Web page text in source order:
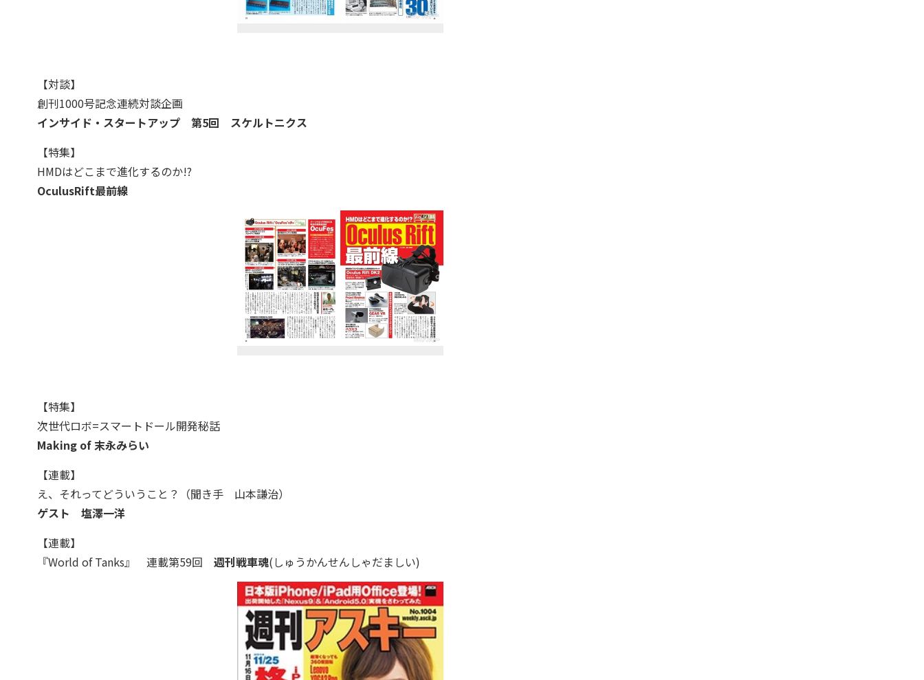
【対談】
創刊1000号記念連続対談企画
インサイド・スタートアップ 第5回 スケルトニクス
【特集】
HMDはどこまで進化するのか!?
OculusRift最前線
【特集】
次世代ロボ=スマートドール開発秘話
Making of 末永みらい
【連載】
え、それってどういうこと？（聞き手 山本謙治）
ゲスト 塩澤一洋
【連載】
『World of Tanks』 連載第59回 週刊戦車魂(しゅうかんせんしゃだましい)